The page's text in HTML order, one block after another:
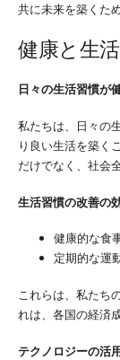
共に未来を築くため
健康と生
日々の生活習慣が
私たちは、日々の
り良い生活を築く
だけでなく、社会
生活習慣の改善の
健康的な食
定期的な運
これらは、私たち
れは、各国の経済
テクノロジーの活